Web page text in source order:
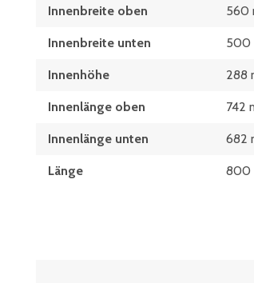
Innenbreite oben 560
Innenbreite unten 500
Innenhöhe 288
Innenlänge oben 742
Innenlänge unten 682
Länge 800